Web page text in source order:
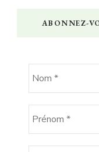
ABONNEZ-